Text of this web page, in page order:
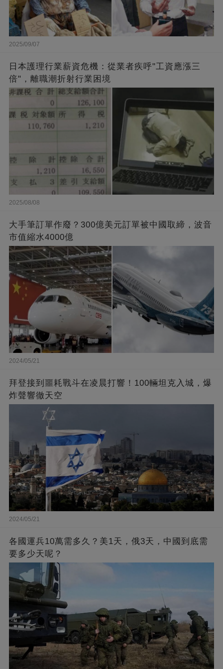
2025/09/07
日本護理行業薪資危機：從業者疾呼"工資應漲三
倍"，離職潮折射行業困境
2025/08/08
大手筆訂單作廢？300億美元訂單被中國取締，波音
市值縮水4000億
2024/05/21
拜登接到噩耗戰斗在凌晨打響！100輛坦克入城，爆
炸聲響徹天空
2024/05/21
各國運兵10萬需多久？美1天，俄3天，中國到底需
要多少天呢？